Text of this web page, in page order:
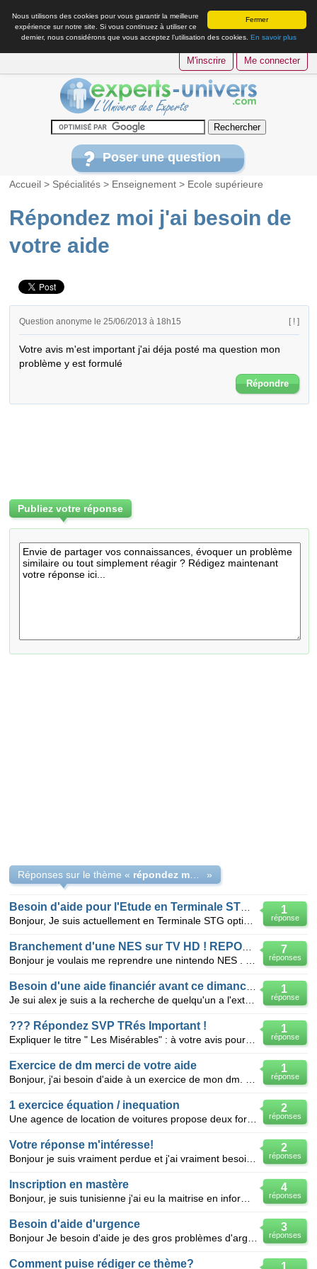
Fermer
Nous utilisons des cookies pour vous garantir la meilleure
expérience sur notre site. Si vous continuez à utiliser ce
dernier, nous considérons que vous acceptez l’utilisation des cookies. En savoir plus
M'inscrire Me connecter
Poser une question
Accueil > Spécialités > Enseignement > Ecole supérieure
Répondez moi j'ai besoin de
votre aide
Question anonyme le 25/06/2013 à 18h15 [ ! ]
Votre avis m'est important j'ai déja posté ma question mon
problème y est formulé
Répondre
Publiez votre réponse
Réponses sur le thème « »
1
réponse
7
réponses
1
réponse
1
réponse
??? Répondez SVP TRés Important !
1
réponse
Exercice de dm merci de votre aide
2
réponses
1 exercice équation / inequation
2
réponses
Votre réponse m'intéresse!
4
réponses
Inscription en mastère
3
réponses
Besoin d'aide d'urgence
1
Comment puise rédiger ce thème?